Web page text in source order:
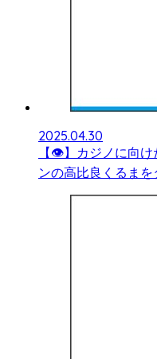
2025.04.30
【👁】カジノに向
ンの高比良くるまを